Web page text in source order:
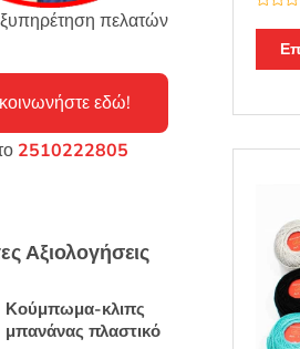
α
ο
γ
η
πελατών
εδώ!
2510222805
Αξιολογήσεις
Κούμπωμα-κλιπς
μπανάνας πλαστικό